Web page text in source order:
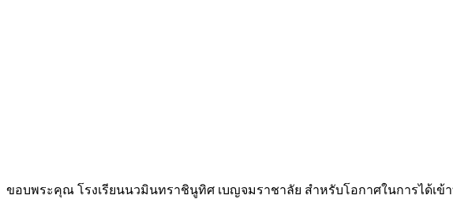
ขอบพระคุณ โรงเรียนนวมินทราชินูทิศ เบญจมราชาลัย สำหรับโอกาศในการได้เข้